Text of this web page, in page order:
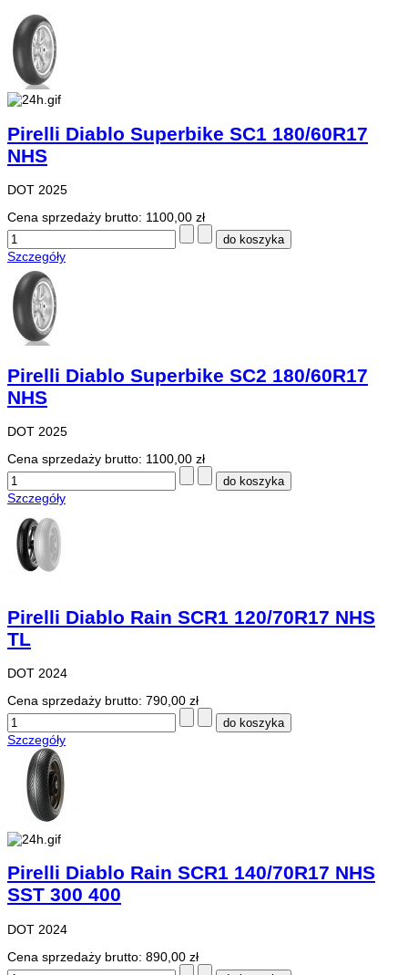
Pirelli Diablo Superbike SC1 180/60R17
NHS
DOT 2025
Cena sprzedaży brutto: 1100,00 zł
Szczegóły
Pirelli Diablo Superbike SC2 180/60R17
NHS
DOT 2025
Cena sprzedaży brutto: 1100,00 zł
Szczegóły
Pirelli Diablo Rain SCR1 120/70R17 NHS
TL
DOT 2024
Cena sprzedaży brutto: 790,00 zł
Szczegóły
Pirelli Diablo Rain SCR1 140/70R17 NHS
SST 300 400
DOT 2024
Cena sprzedaży brutto: 890,00 zł